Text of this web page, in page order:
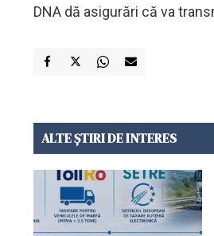
DNA dă asigurări că va
ALTE ȘTIRI DE INTERES